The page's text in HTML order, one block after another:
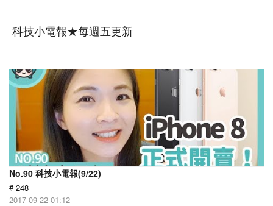
科技小電報★每週五更新
No.90 科技小電報(9/22)
# 248
2017-09-22 01:12